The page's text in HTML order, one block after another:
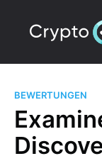
BEWERTUNGEN